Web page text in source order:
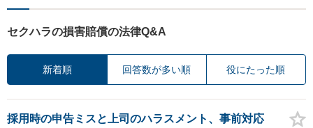
セクハラの損害賠償の法律Q&A
新着順 回答数が多い順 役にたった順
採用時の申告ミスと上司のハラスメント、事前対応